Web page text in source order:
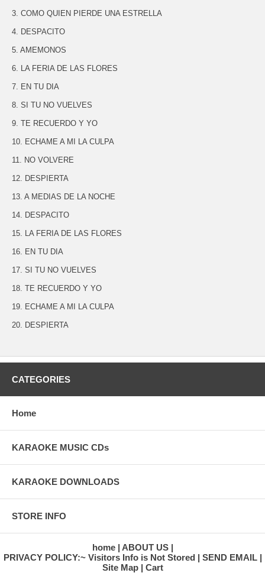
3. COMO QUIEN PIERDE UNA ESTRELLA
4. DESPACITO
5. AMEMONOS
6. LA FERIA DE LAS FLORES
7. EN TU DIA
8. SI TU NO VUELVES
9. TE RECUERDO Y YO
10. ECHAME A MI LA CULPA
11. NO VOLVERE
12. DESPIERTA
13. A MEDIAS DE LA NOCHE
14. DESPACITO
15. LA FERIA DE LAS FLORES
16. EN TU DIA
17. SI TU NO VUELVES
18. TE RECUERDO Y YO
19. ECHAME A MI LA CULPA
20. DESPIERTA
CATEGORIES
Home
KARAOKE MUSIC CDs
KARAOKE DOWNLOADS
STORE INFO
home
ABOUT US
PRIVACY POLICY:~ Visitors Info is Not Stored
SEND EMAIL
Site Map
Cart